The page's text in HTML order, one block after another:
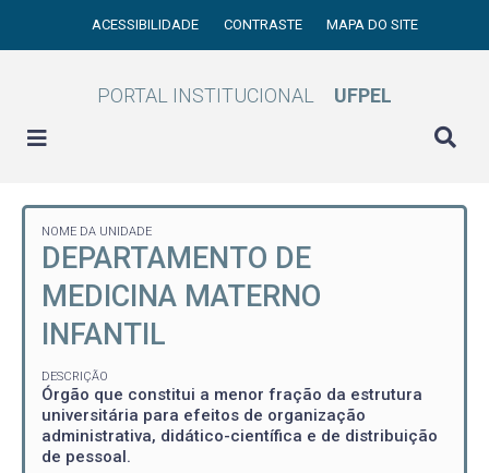
ACESSIBILIDADE CONTRASTE MAPA DO SITE
PORTAL INSTITUCIONAL UFPEL
NOME DA UNIDADE
DEPARTAMENTO DE
MEDICINA MATERNO
INFANTIL
DESCRIÇÃO
Órgão que constitui a menor fração da estrutura
universitária para efeitos de organização
administrativa, didático-científica e de distribuição
de pessoal.